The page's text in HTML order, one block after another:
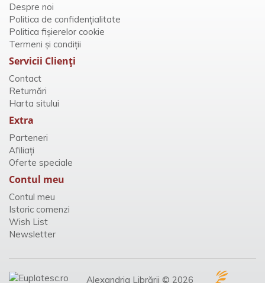
Despre noi
Politica de confidențialitate
Politica fișierelor cookie
Termeni și condiții
Servicii Clienţi
Contact
Returnări
Harta sitului
Extra
Parteneri
Afiliaţi
Oferte speciale
Contul meu
Contul meu
Istoric comenzi
Wish List
Newsletter
Alexandria Librării © 2026